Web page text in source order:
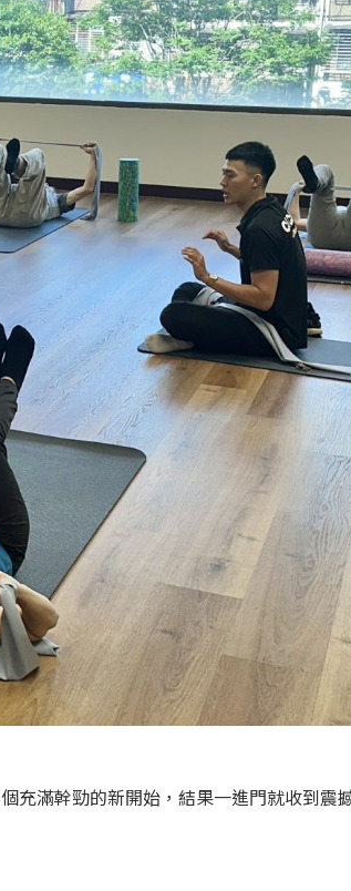
充滿幹勁的新開始，結果一進門就收到